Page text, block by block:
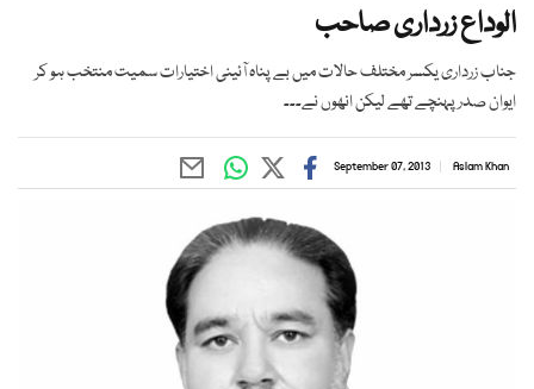
الوداع زرداری صاحب
جناب زرداری یکسر مختلف حالات میں بے پناہ آئینی اختیارات سمیت منتخب ہو کر
ایوان صدر پہنچے تھے لیکن انھوں نے۔۔۔
Aslam Khan
September 07, 2013